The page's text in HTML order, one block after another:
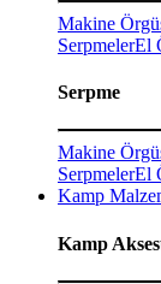
Makine
SerpmelerEl
Serpme
Makine
SerpmelerEl
Kamp
Kamp